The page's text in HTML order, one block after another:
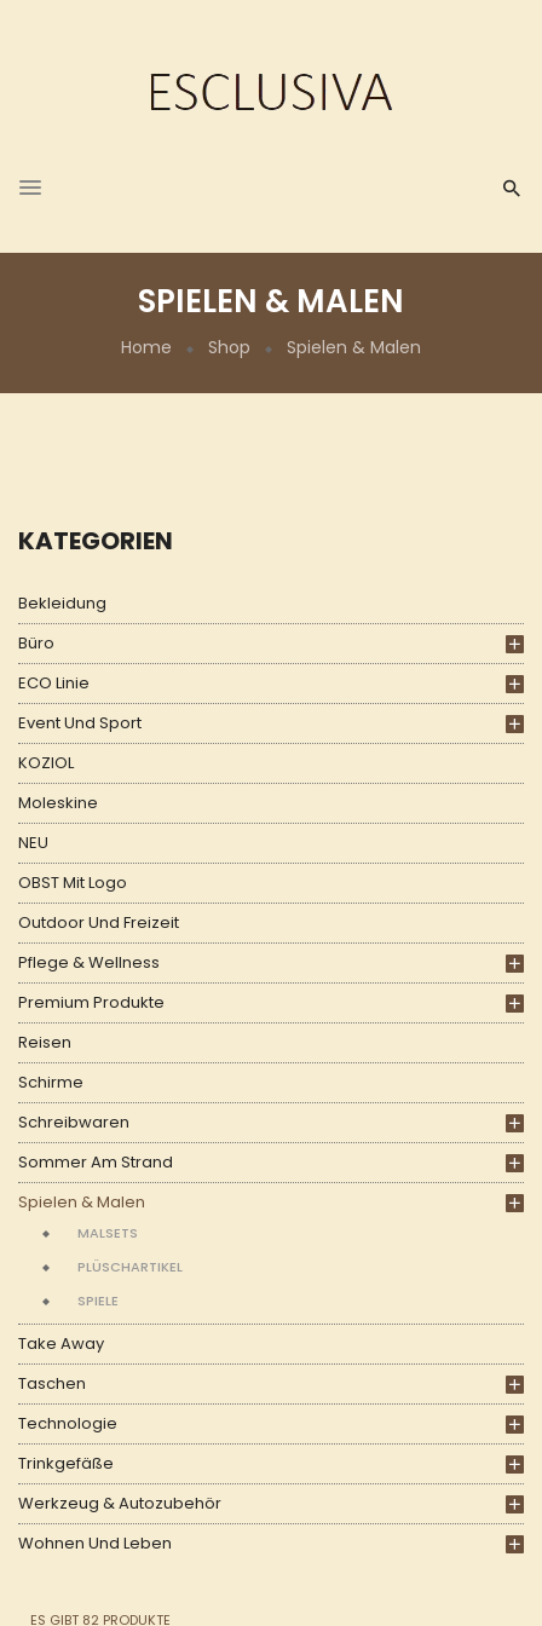
SPIELEN & MALEN
Home Shop Spielen & Malen
KATEGORIEN
Bekleidung
Büro
ECO Linie
Event Und Sport
KOZIOL
Moleskine
NEU
OBST Mit Logo
Outdoor Und Freizeit
Pflege & Wellness
Premium Produkte
Reisen
Schirme
Schreibwaren
Sommer Am Strand
Spielen & Malen
MALSETS
PLÜSCHARTIKEL
SPIELE
Take Away
Taschen
Technologie
Trinkgefäße
Werkzeug & Autozubehör
Wohnen Und Leben
ES GIBT 82 PRODUKTE